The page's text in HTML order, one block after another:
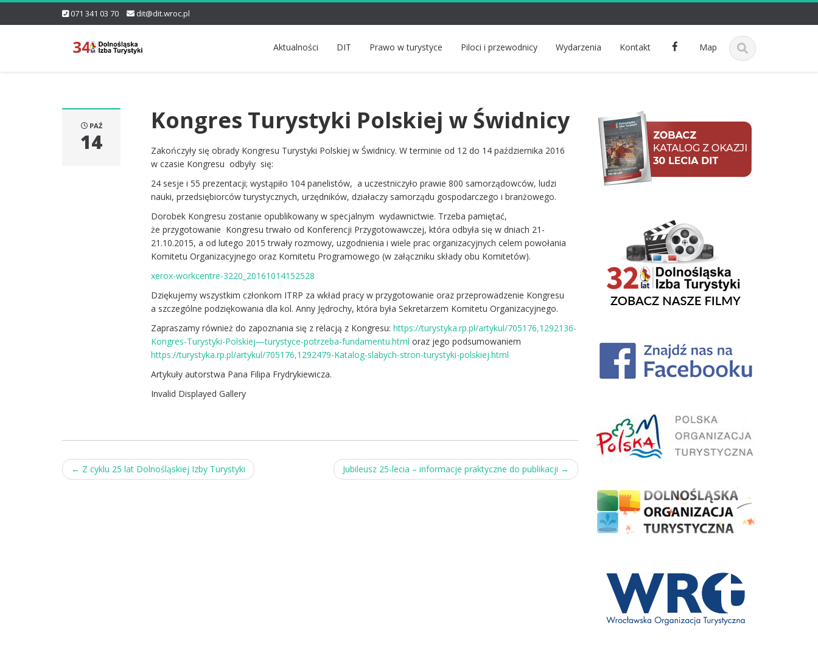
071 341 03 70 dit@dit.wroc.pl
Aktualności DIT Prawo w turystyce Piloci i przewodnicy Wydarzenia Kontakt
k
Map
PAŹ
14
Kongres Turystyki Polskiej w Świdnicy
Zakończyły się obrady Kongresu Turystyki Polskiej w Świdnicy. W terminie od 12 do 14 października 2016
w czasie Kongresu odbyły się:
24 sesje i 55 prezentacji; wystąpiło 104 panelistów, a uczestniczyło prawie 800 samorządowców, ludzi
nauki, przedsiębiorców turystycznych, urzędników, działaczy samorządu gospodarczego i branżowego.
Dorobek Kongresu zostanie opublikowany w specjalnym wydawnictwie. Trzeba pamiętać,
że przygotowanie Kongresu trwało od Konferencji Przygotowawczej, która odbyła się w dniach 21-
21.10.2015, a od lutego 2015 trwały rozmowy, uzgodnienia i wiele prac organizacyjnych celem powołania
Komitetu Organizacyjnego oraz Komitetu Programowego (w załączniku składy obu Komitetów).
xerox-workcentre-3220_20161014152528
Dziękujemy wszystkim członkom ITRP za wkład pracy w przygotowanie oraz przeprowadzenie Kongresu
a szczególne podziękowania dla kol. Anny Jędrochy, która była Sekretarzem Komitetu Organizacyjnego.
Zapraszamy również do zapoznania się z relacją z Kongresu:https://turystyka.rp.pl/artykul/705176,1292136-
Kongres-Turystyki-Polskiej—turystyce-potrzeba-fundamentu.html oraz jego podsumowaniem
https://turystyka.rp.pl/artykul/705176,1292479-Katalog-slabych-stron-turystyki-polskiej.html
Artykuły autorstwa Pana Filipa Frydrykiewicza.
Invalid Displayed Gallery
Post
← Z cyklu 25 lat Dolnośląskiej Izby Turystyki Jubileusz 25-lecia – informacje praktyczne do publikacji →